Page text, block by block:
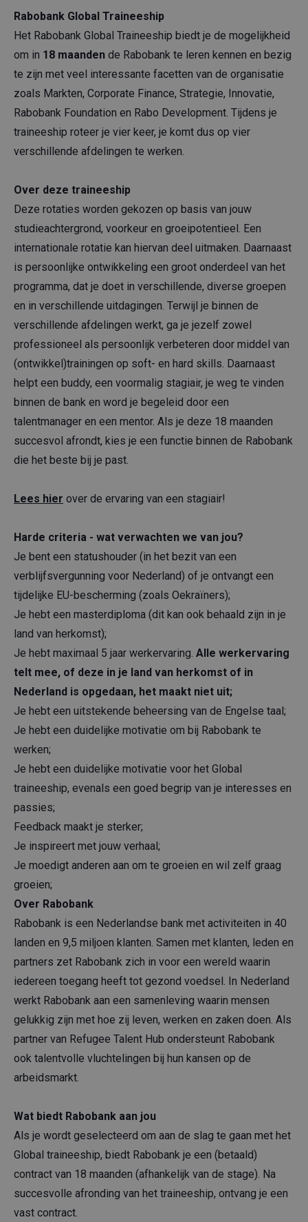
Rabobank Global Traineeship
Het Rabobank Global Traineeship biedt je de mogelijkheid
om in 18 maanden de Rabobank te leren kennen en bezig
te zijn met veel interessante facetten van de organisatie
zoals Markten, Corporate Finance, Strategie, Innovatie,
Rabobank Foundation en Rabo Development. Tijdens je
traineeship roteer je vier keer, je komt dus op vier
verschillende afdelingen te werken.
Over deze traineeship
Deze rotaties worden gekozen op basis van jouw
studieachtergrond, voorkeur en groeipotentieel. Een
internationale rotatie kan hiervan deel uitmaken. Daarnaast
is persoonlijke ontwikkeling een groot onderdeel van het
programma, dat je doet in verschillende, diverse groepen
en in verschillende uitdagingen. Terwijl je binnen de
verschillende afdelingen werkt, ga je jezelf zowel
professioneel als persoonlijk verbeteren door middel van
(ontwikkel)trainingen op soft- en hard skills. Daarnaast
helpt een buddy, een voormalig stagiair, je weg te vinden
binnen de bank en word je begeleid door een
talentmanager en een mentor. Als je deze 18 maanden
succesvol afrondt, kies je een functie binnen de Rabobank
die het beste bij je past.
Lees hier over de ervaring van een stagiair!
Harde criteria - wat verwachten we van jou?
Je bent een statushouder (in het bezit van een
verblijfsvergunning voor Nederland) of je ontvangt een
tijdelijke EU-bescherming (zoals Oekraïners);
Je hebt een masterdiploma (dit kan ook behaald zijn in je
land van herkomst);
Je hebt maximaal 5 jaar werkervaring. Alle werkervaring
telt mee, of deze in je land van herkomst of in
Nederland is opgedaan, het maakt niet uit;
Je hebt een uitstekende beheersing van de Engelse taal;
Je hebt een duidelijke motivatie om bij Rabobank te
werken;
Je hebt een duidelijke motivatie voor het Global
traineeship, evenals een goed begrip van je interesses en
passies;
Feedback maakt je sterker;
Je inspireert met jouw verhaal;
Je moedigt anderen aan om te groeien en wil zelf graag
groeien;
Over Rabobank
Rabobank is een Nederlandse bank met activiteiten in 40
landen en 9,5 miljoen klanten. Samen met klanten, leden en
partners zet Rabobank zich in voor een wereld waarin
iedereen toegang heeft tot gezond voedsel. In Nederland
werkt Rabobank aan een samenleving waarin mensen
gelukkig zijn met hoe zij leven, werken en zaken doen. Als
partner van Refugee Talent Hub ondersteunt Rabobank
ook talentvolle vluchtelingen bij hun kansen op de
arbeidsmarkt.
Wat biedt Rabobank aan jou
Als je wordt geselecteerd om aan de slag te gaan met het
Global traineeship, biedt Rabobank je een (betaald)
contract van 18 maanden (afhankelijk van de stage). Na
succesvolle afronding van het traineeship, ontvang je een
vast contract.